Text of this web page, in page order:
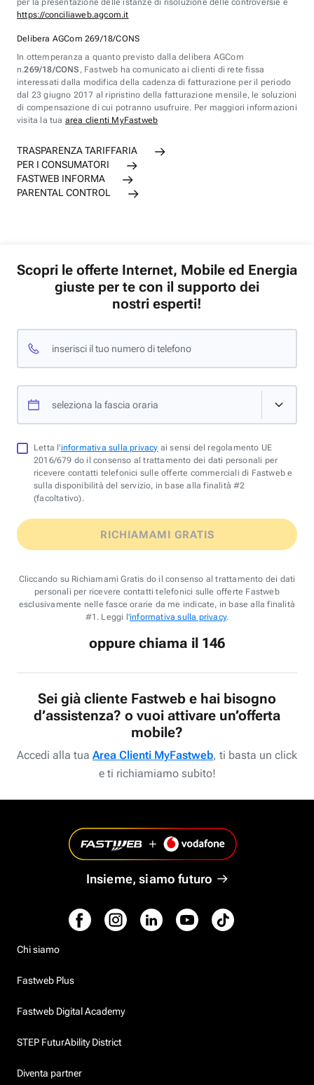
per la presentazione delle istanze di risoluzione delle controversie è
https://conciliaweb.agcom.it
Delibera AGCom 269/18/CONS
In ottemperanza a quanto previsto dalla delibera AGCom
n.269/18/CONS , Fastweb ha comunicato ai clienti di rete fissa
interessati dalla modifica della cadenza di fatturazione per il periodo
dal 23 giugno 2017 al ripristino della fatturazione mensile, le soluzioni
di compensazione di cui potranno usufruire. Per maggiori informazioni
visita la tua area clienti MyFastweb
TRASPARENZA TARIFFARIA
PER I CONSUMATORI
FASTWEB INFORMA
PARENTAL CONTROL
Scopri le offerte Internet, Mobile ed Energia
giuste per te con il supporto dei
nostri esperti!
inserisci il tuo numero di telefono
seleziona la fascia oraria
Letta l'informativa sulla privacy ai sensi del regolamento UE
2016/679 do il consenso al trattamento dei dati personali per
ricevere contatti telefonici sulle offerte commerciali di Fastweb e
sulla disponibilità del servizio, in base alla finalità #2
(facoltativo).
RICHIAMAMI GRATIS
Cliccando su Richiamami Gratis do il consenso al trattamento dei dati
personali per ricevere contatti telefonici sulle offerte Fastweb
esclusivamente nelle fasce orarie da me indicate, in base alla finalità
#1. Leggi l'informativa sulla privacy.
oppure chiama il 146
Sei già cliente Fastweb e hai bisogno
d’assistenza? o vuoi attivare un’offerta
mobile?
Accedi alla tua Area Clienti MyFastweb, ti basta un click
e ti richiamiamo subito!
Insieme, siamo futuro
Chi siamo
Fastweb Plus
Fastweb Digital Academy
STEP FuturAbility District
Diventa partner